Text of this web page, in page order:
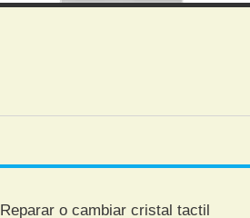
Reparar o cambiar cristal tactil